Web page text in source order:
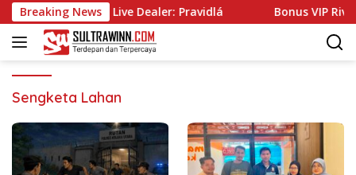
Langsung
ke
konten
Breaking News
Chatovanie s Live Dealer: Pravidlá Bonus VIP Rivo
Sengketa Lahan